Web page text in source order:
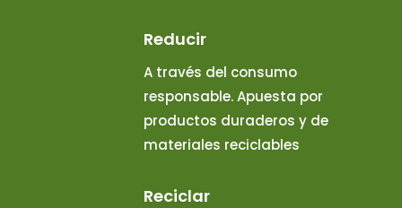
Reducir
A través del consumo
responsable. Apuesta por
productos duraderos y de
materiales reciclables
Reciclar